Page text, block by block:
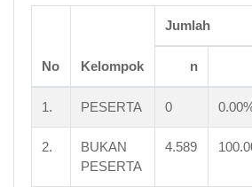
No Kelompok
Jumlah
n
1. PESERTA 0
2.
BUKAN
PESERTA
4.589